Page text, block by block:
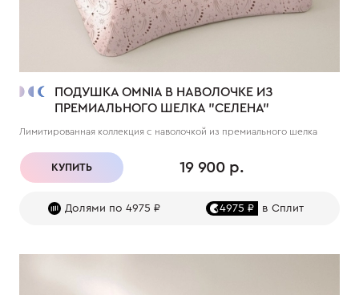
ПОДУШКА OMNIA В НАВОЛОЧКЕ ИЗ
ПРЕМИАЛЬНОГО ШЕЛКА "СЕЛЕНА"
Лимитированная коллекция с наволочкой из премиального шелка
КУПИТЬ 19 900 р.
Долями по 4975 ₽ 4975 ₽ в Сплит